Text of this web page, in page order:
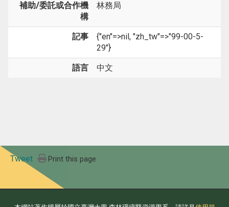
補助/委託或合作機
構
林務局
記事
{"en"=>nil, "zh_tw"=>"99-00-5-
29"}
語言 中文
Tweet Print this page